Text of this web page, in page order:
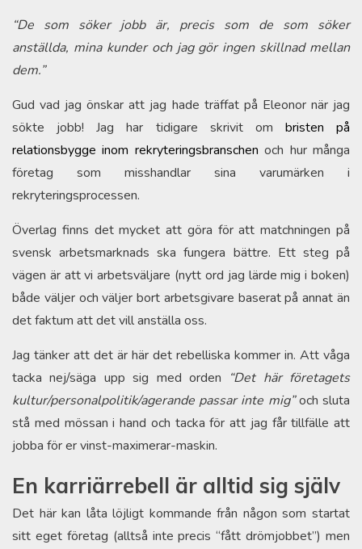
“De som söker jobb är, precis som de som söker
anställda, mina kunder och jag gör ingen skillnad mellan
dem.”
Gud vad jag önskar att jag hade träffat på Eleonor när jag
sökte jobb! Jag har tidigare skrivit om bristen på
relationsbygge inom rekryteringsbranschen och hur många
företag som misshandlar sina varumärken i
rekryteringsprocessen.
Överlag finns det mycket att göra för att matchningen på
svensk arbetsmarknads ska fungera bättre. Ett steg på
vägen är att vi arbetsväljare (nytt ord jag lärde mig i boken)
både väljer och väljer bort arbetsgivare baserat på annat än
det faktum att det vill anställa oss.
Jag tänker att det är här det rebelliska kommer in. Att våga
tacka nej/säga upp sig med orden “Det här företagets
kultur/personalpolitik/agerande passar inte mig”och sluta
stå med mössan i hand och tacka för att jag får tillfälle att
jobba för er vinst-maximerar-maskin.
En karriärrebell är alltid sig själv
Det här kan låta löjligt kommande från någon som startat
sitt eget företag (alltså inte precis “fått drömjobbet”) men